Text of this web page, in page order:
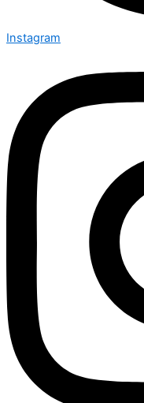
Instagram